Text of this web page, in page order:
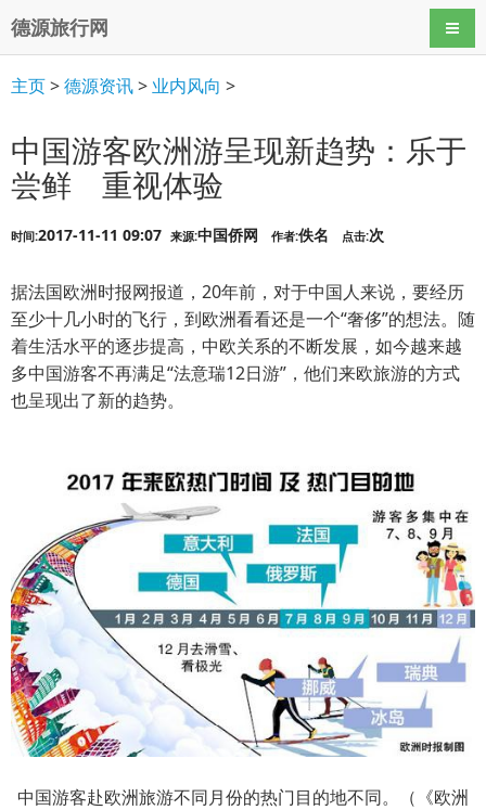
德源旅行网 导航
主页>德源资讯> 业内风向 >
中国游客欧洲游呈现新趋势：乐于
尝鲜 重视体验
时间:2017-11-11 09:07 来源:中国侨网 作者:佚名 点击:次
据法国欧洲时报网报道，20年前，对于中国人来说，要经历
至少十几小时的飞行，到欧洲看看还是一个“奢侈”的想法。随
着生活水平的逐步提高，中欧关系的不断发展，如今越来越
多中国游客不再满足“法意瑞12日游”，他们来欧旅游的方式
也呈现出了新的趋势。
中国游客赴欧洲旅游不同月份的热门目的地不同。（《欧洲